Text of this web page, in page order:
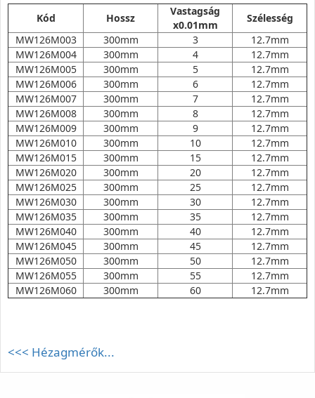
Kód Hossz
Vastagság
x0.01mm
Szélesség
MW126M003
300mm 3
12.7mm
MW126M004
300mm 4
12.7mm
MW126M005
300mm 5
12.7mm
MW126M006
300mm 6
12.7mm
MW126M007
300mm 7
12.7mm
MW126M008
300mm 8
12.7mm
MW126M009
300mm 9
12.7mm
MW126M010
300mm 10
12.7mm
MW126M015
300mm 15
12.7mm
MW126M020
300mm 20
12.7mm
MW126M025
300mm 25
12.7mm
MW126M030
300mm 30
12.7mm
MW126M035
300mm 35
12.7mm
MW126M040
300mm 40
12.7mm
MW126M045
300mm 45
12.7mm
MW126M050
300mm 50
12.7mm
MW126M055
300mm 55
12.7mm
MW126M060
300mm 60 12.7mm
<<< Hézagmérők...